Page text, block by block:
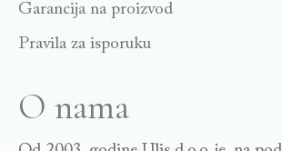
Garancija na proizvod
Pravila za isporuku
O nama